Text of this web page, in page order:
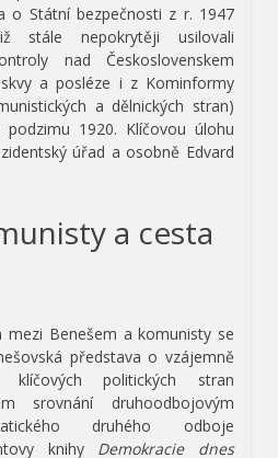
o Státní bezpečnosti z r. 1947
stále nepokrytěji usilovali
nad Československem
a posléze i z Kominformy
a dělnických stran)
1920. Klíčovou úlohu
úřad a osobně Edvard
a cesta
mezi Benešem a komunisty se
představa o vzájemně
klíčových politických stran
srovnání druhoodbojovým
druhého odboje
knihy Demokracie dnes